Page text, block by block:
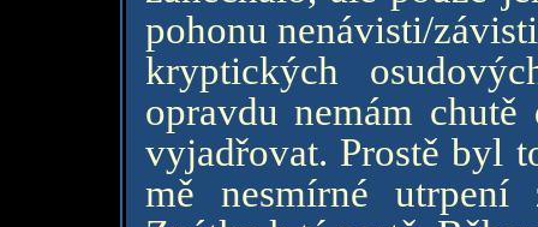
pohonu nenávisti/
kryptických
opravdu nemám
vyjadřovat. Prostě byl
mě nesmírné utrpení